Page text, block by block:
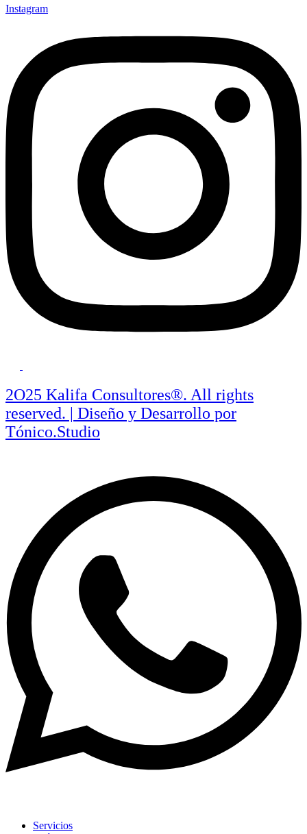
Instagram
2O25 Kalifa Consultores®. All rights
reserved. | Diseño y Desarrollo por
Tónico.Studio
Servicios